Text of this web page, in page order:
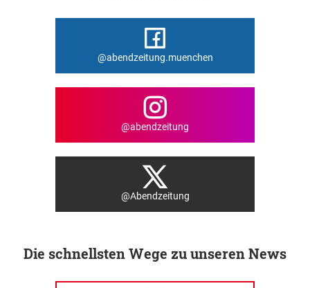
@abendzeitung.muenchen
@abendzeitung
@Abendzeitung
Die schnellsten Wege zu unseren News